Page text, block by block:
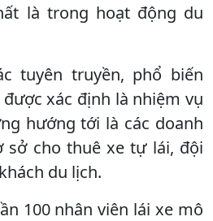
là trong hoạt động du
tuyên truyền, phổ biến
xác định là nhiệm vụ
hướng tới là các doanh
sở cho thuê xe tự lái, đội
du lịch.
100 nhân viên lái xe mô